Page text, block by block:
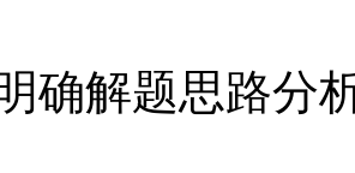
解题思路分